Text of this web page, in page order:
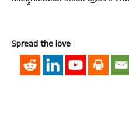
Spread the love